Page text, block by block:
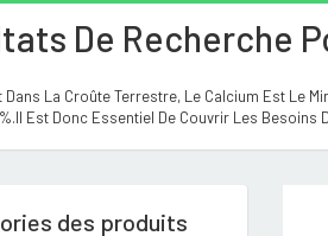
De Recherche
Dans La Croûte Terrestre, Le Calcium Est Le
Est Donc Essentiel De Couvrir Les Besoins
des produits